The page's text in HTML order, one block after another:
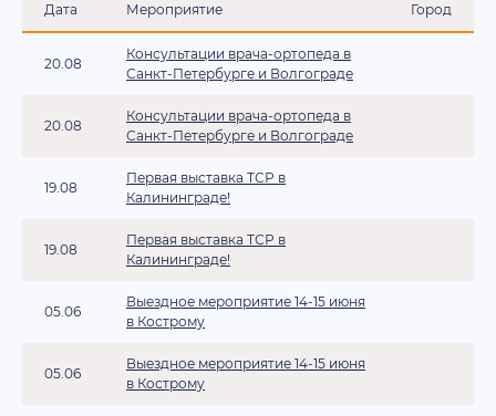
Дата Мероприятие Город
20.08
Консультации врача-ортопеда в
Санкт-Петербурге и Волгограде
20.08
Консультации врача-ортопеда в
Санкт-Петербурге и Волгограде
19.08
Первая выставка ТСР в
Калининграде!
19.08
Первая выставка ТСР в
Калининграде!
05.06
Выездное мероприятие 14-15 июня
в Кострому
05.06
Выездное мероприятие 14-15 июня
в Кострому